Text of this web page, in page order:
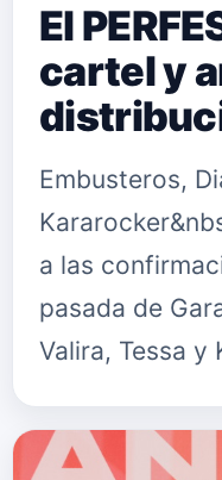
El
cartel y
Embusteros,
a las
pasada de
Valira, Tessa y
Viva Suecia,